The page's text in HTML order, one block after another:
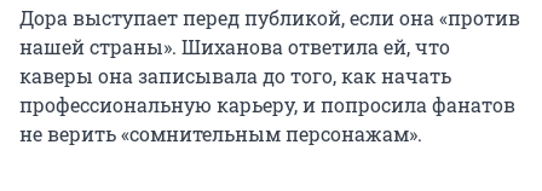
Дора выступает перед публикой, если она «против
нашей страны». Шиханова ответила ей, что
каверы она записывала до того, как начать
профессиональную карьеру, и попросила фанатов
не верить «сомнительным персонажам».